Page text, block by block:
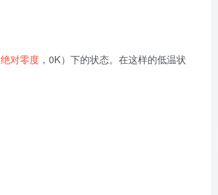
绝对零度 ，0K）下的状态。在这样的低温状